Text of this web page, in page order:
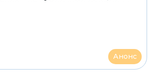
Анонс